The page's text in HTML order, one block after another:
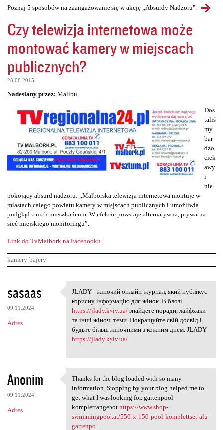
Poznaj 5 sposobów na zaangażowanie się w akcję „Absurdy Nadzoru".
Czy telewizja internetowa może
montować kamery w miejscach
publicznych?
28.08.2015
Nadesłany przez: Malibu
Dos
taliś
my
bar
dzo
ciek
awy
i
nie
pokojący absurd nadzoru: „Malborska telewizja internetowa montuje w
miastach całego powiatu kamery w miejscach publicznych i umożliwia
podgląd z nich mieszkańcom. W efekcie powstaje alternatywna, prywatna
sieć miejskiego monitoringu”.
Link do TvMalbork na Facebooku
kamery-bajery
K
o
m
e
a
r
z
e
sasaas
09.11.2024
Adres
JLADY - жіночий онлайн-журнал
JLADY - жіночий онлайн-журнал, який публікує
корисну інформацію для жінок. В блозі
https://jlady.kyiv.ua/знайдете поради, лайфхаки
та інші жіночі теми. Покращуйте свій досвід і
будьте більш жіночними з кожним днем. JLADY
https://jlady.kyiv.ua/
Anonim
09.11.2024
Adres
Thanks for the blog loaded
Thanks for the blog loaded with so many
information. Stopping by your blog helped me to
get what I was looking for. gartenpool
komplettangebot https://www.shop-
swimmingpool.at/550-x-150-pool-komplettset-alu-
gartenpo...